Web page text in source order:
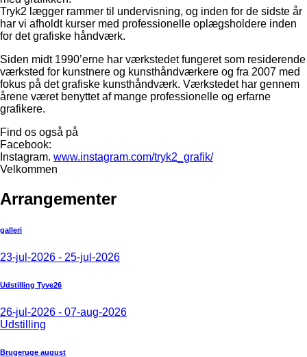
Tryk2 lægger rammer til undervisning, og inden for de sidste år
har vi afholdt kurser med professionelle oplægsholdere inden
for det grafiske håndværk.
Siden midt 1990’erne har værkstedet fungeret som residerende
værksted for kunstnere og kunsthåndværkere og fra 2007 med
fokus på det grafiske kunsthåndværk. Værkstedet har gennem
årene været benyttet af mange professionelle og erfarne
grafikere.
Find os også på
Facebook:
Instagram. www.instagram.com/tryk2_grafik/
Velkommen
Arrangementer
galleri
23-jul-2026 - 25-jul-2026
Udstilling Tyve26
26-jul-2026 - 07-aug-2026
Udstilling
Brugeruge august